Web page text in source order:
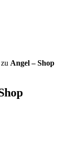
Angel – Shop